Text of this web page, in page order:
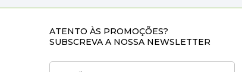
ATENTO ÀS PROMOÇÕES?
SUBSCREVA A NOSSA NEWSLETTER